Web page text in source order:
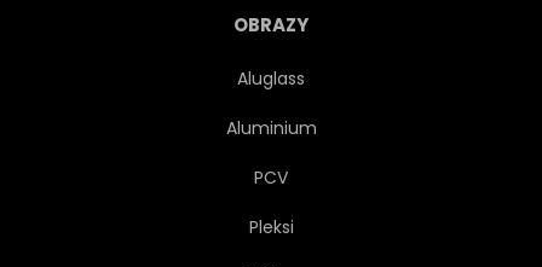
OBRAZY
Aluglass
Aluminium
PCV
Pleksi